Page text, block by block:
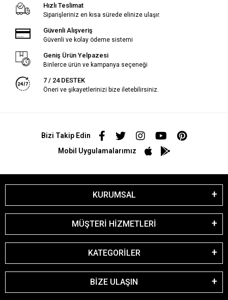
Hızlı Teslimat
Siparişleriniz en kısa sürede elinize ulaşır.
Güvenli Alışveriş
Güvenli ve kolay ödeme sistemi
Geniş Ürün Yelpazesi
Binlerce ürün ve kampanya seçeneği
7 / 24 DESTEK
Öneri ve şikayetlerinizi bize iletebilirsiniz.
Bizi Takip Edin
Mobil Uygulamalarımız
KURUMSAL
MÜŞTERİ HİZMETLERİ
KATEGORİLER
BİZE ULAŞIN